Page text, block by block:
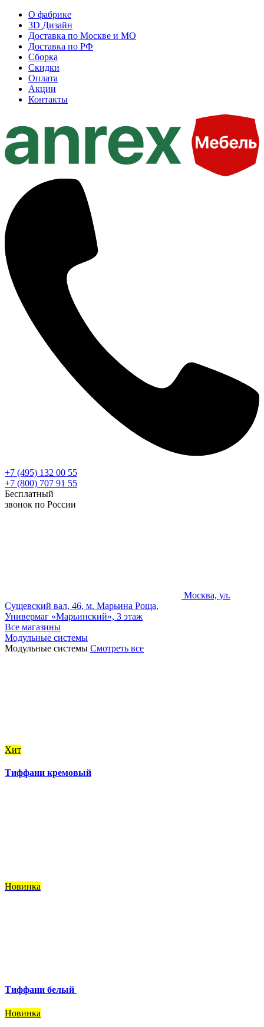
О фабрике
3D Дизайн
Доставка по Москве и МО
Доставка по РФ
Сборка
Скидки
Оплата
Акции
Контакты
+7 (495) 132 00 55
+7 (800) 707 91 55
Бесплатный
звонок по России
Москва, ул.
Сущевский вал, 46, м. Марьина Роща,
Универмаг «Марьинский», 3 этаж
Все магазины
Модульные системы
Модульные системы Смотреть все
Хит
Тиффани кремовый
Новинка
Тиффани белый
Новинка